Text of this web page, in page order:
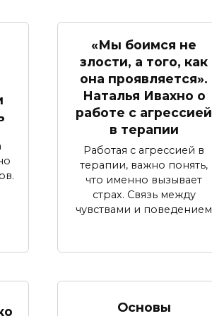
«Мы боимся не
злости, а того, как
она проявляется».
Наталья Ивахно о
работе с агрессией
в терапии
Работая с агрессией в
терапии, важно понять,
что именно вызывает
страх. Связь между
чувствами и поведением
Основы